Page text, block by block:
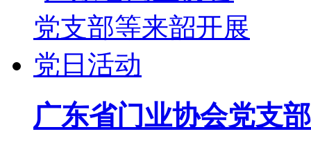
广东省门业协会党支